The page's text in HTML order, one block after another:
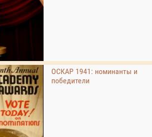
ОСКАР 1941: номинанты и
победители